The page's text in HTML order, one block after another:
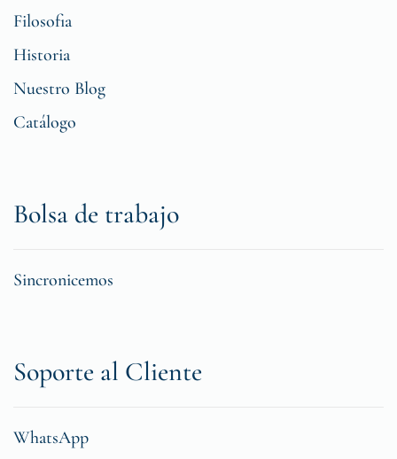
Filosofia
Historia
Nuestro Blog
Catálogo
Bolsa de trabajo
Sincronicemos
Soporte al Cliente
WhatsApp